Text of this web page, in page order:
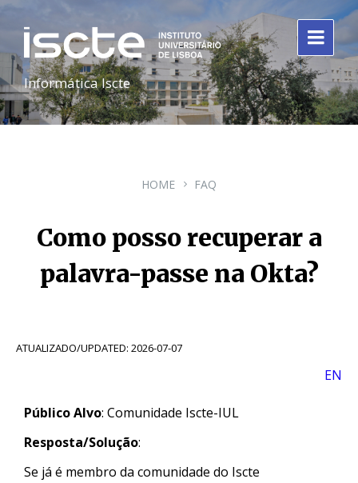
Informática Iscte
HOME FAQ
Como posso recuperar a
palavra-passe na Okta?
ATUALIZADO/UPDATED: 2026-07-07
EN
Público Alvo: Comunidade Iscte-IUL
Resposta/Solução:
Se já é membro da comunidade do Iscte